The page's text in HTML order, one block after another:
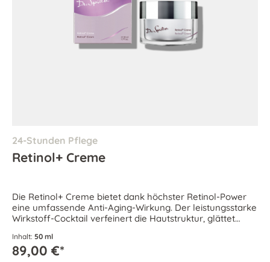
24-Stunden Pflege
Retinol+ Creme
Die Retinol+ Creme bietet dank höchster Retinol-Power
eine umfassende Anti-Aging-Wirkung. Der leistungsstarke
Wirkstoff-Cocktail verfeinert die Hautstruktur, glättet
Inhalt: 50 ml
89,00 €*